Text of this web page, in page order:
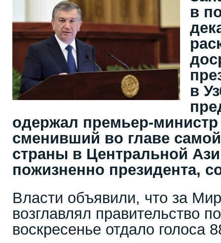
в
в
одержал премьер-
сменивший во главе
страны в Центральной
пожизненно президента,
Власти объявили, что за
возглавлял правительство
воскресенье отдало голоса